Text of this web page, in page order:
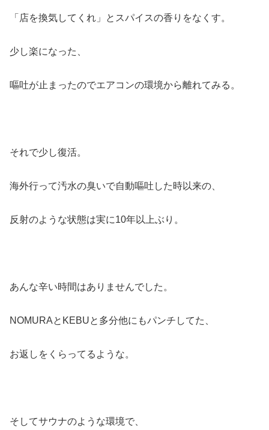
「店を換気してくれ」とスパイスの香りをなくす。
少し楽になった、
嘔吐が止まったのでエアコンの環境から離れてみる。
それで少し復活。
海外行って汚水の臭いで自動嘔吐した時以来の、
反射のような状態は実に10年以上ぶり。
あんな辛い時間はありませんでした。
NOMURAとKEBUと多分他にもパンチしてた、
お返しをくらってるような。
そしてサウナのような環境で、